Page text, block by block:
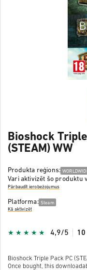
Bioshock
(STEAM) WW
Produkta reģions:
Vari aktivizēt šo produktu
Pārbaudīt ierobežojumus
Platforma: Steam
Kā aktivizēt
4,9/5 10
Bioshock Triple Pack PC
Once bought, this